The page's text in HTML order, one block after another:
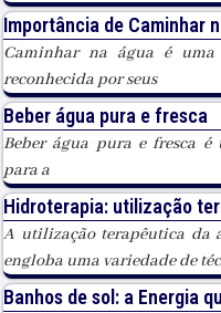
Importância de Caminhar
Caminhar na água é
reconhecida por seus
Beber água pura e fresca
Beber água pura e fresca
para a
Hidroterapia: utilização
A utilização terapêutica da
engloba uma variedade de
Banhos de sol: a Energia